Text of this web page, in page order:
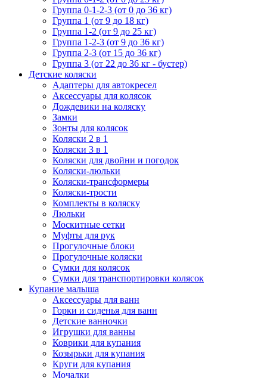
Группа 0-1-2-3 (от 0 до 36 кг)
Группа 1 (от 9 до 18 кг)
Группа 1-2 (от 9 до 25 кг)
Группа 1-2-3 (от 9 до 36 кг)
Группа 2-3 (от 15 до 36 кг)
Группа 3 (от 22 до 36 кг - бустер)
Детские коляски
Адаптеры для автокресел
Аксессуары для колясок
Дождевики на коляску
Замки
Зонты для колясок
Коляски 2 в 1
Коляски 3 в 1
Коляски для двойни и погодок
Коляски-люльки
Коляски-трансформеры
Коляски-трости
Комплекты в коляску
Люльки
Москитные сетки
Муфты для рук
Прогулочные блоки
Прогулочные коляски
Сумки для колясок
Сумки для транспортировки колясок
Купание малыша
Аксессуары для ванн
Горки и сиденья для ванн
Детские ванночки
Игрушки для ванны
Коврики для купания
Козырьки для купания
Круги для купания
Мочалки